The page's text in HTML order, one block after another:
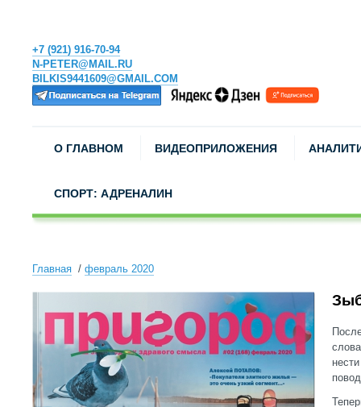
+7 (921) 916-70-94
N-PETER@MAIL.RU
BILKIS9441609@GMAIL.COM
О ГЛАВНОМ ВИДЕОПРИЛОЖЕНИЯ
СПОРТ: АДРЕНАЛИН
Главная февраль 2020